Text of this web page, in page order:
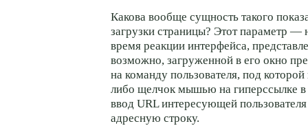
Какова вообще сущность такого
загрузки страницы? Этот параметр —
время реакции интерфейса,
возможно, загруженной в его окно
на команду пользователя, под
либо щелчок мышью на гиперссылке в
ввод URL интересующей
адресную строку.